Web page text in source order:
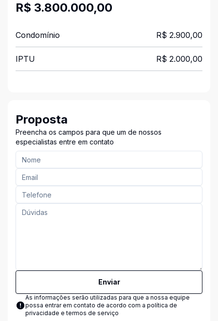
R$ 3.800.000,00
Condomínio R$ 2.900,00
IPTU R$ 2.000,00
Proposta
Preencha os campos para que um de nossos
especialistas entre em contato
Enviar
As informações serão utilizadas para que a nossa equipe
possa entrar em contato de acordo com a política de
privacidade e termos de serviço